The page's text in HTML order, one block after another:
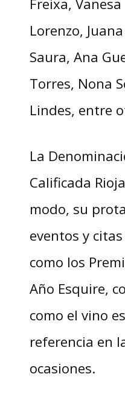
Freixa,
Lorenzo,
Saura, Ana
Torres, Nona
Lindes, entre
La
Calificada
modo, su
eventos y
como los
Año Esquire,
como el vino
referencia en
ocasiones.